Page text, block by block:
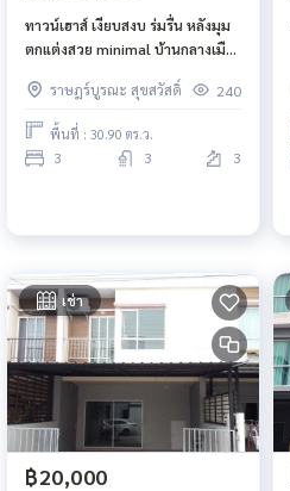
ทาวน์เฮาส์ เงียบสงบ ร่มรื่น หลังมุม
ตกแต่งสวย minimal บ้านกลางเมือง
ราษฎร์บูรณะ สุขสวัสดิ์
240
พื้นที่ : 30.90 ตร.ว.
3 3 3
เช่า
฿20,000